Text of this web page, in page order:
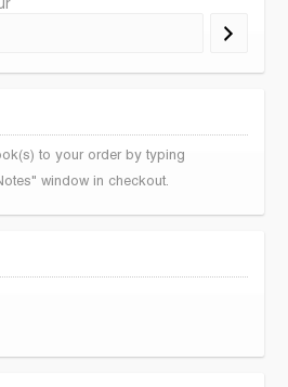
to your order by typing
window in checkout.